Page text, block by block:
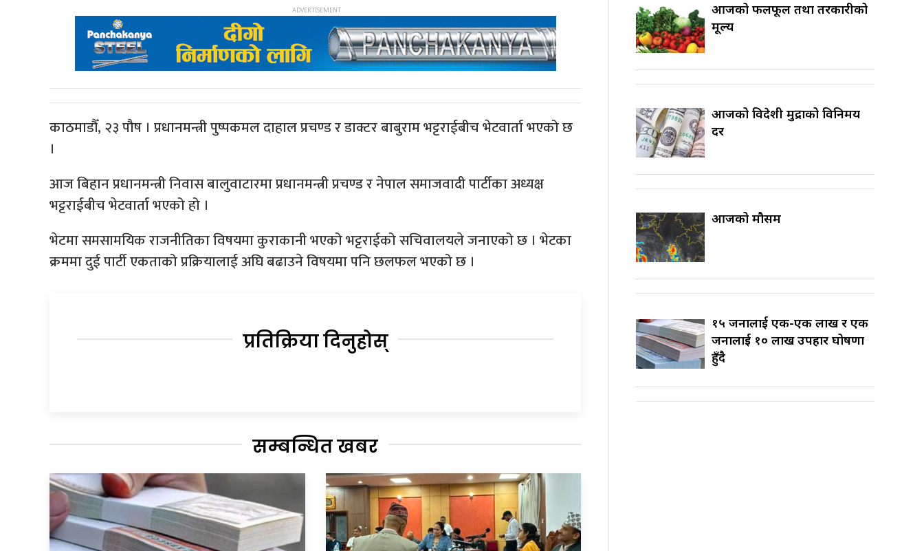
काठमाडौँ, २३ पौष । प्रधानमन्त्री पुष्पकमल दाहाल प्रचण्ड र डाक्टर बाबुराम भट्टराईबीच भेटवार्ता भएको छ
।
आज बिहान प्रधानमन्त्री निवास बालुवाटारमा प्रधानमन्त्री प्रचण्ड र नेपाल समाजवादी पार्टीका अध्यक्ष
भट्टराईबीच भेटवार्ता भएको हो ।
भेटमा समसामयिक राजनीतिका विषयमा कुराकानी भएको भट्टराईको सचिवालयले जनाएको छ । भेटका
क्रममा दुई पार्टी एकताको प्रक्रियालाई अघि बढाउने विषयमा पनि छलफल भएको छ ।
प्रतिक्रिया दिनुहोस्
सम्बन्धित खबर
आजको फलफूल तथा तरकारीको
मूल्य
आजको विदेशी मुद्राको विनिमय
दर
आजको मौसम
१५ जनालाई एक-एक लाख र एक
जनालाई १० लाख उपहार घोषणा
हुँदै